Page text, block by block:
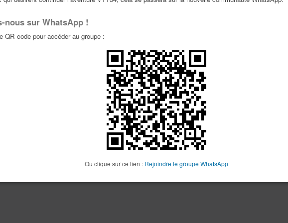
nous sur WhatsApp !
QR code pour accéder au groupe :
Ou clique sur ce lien : Rejoindre le groupe WhatsApp
La recherche a retourné 0 résultat(s) Page1sur
vers :